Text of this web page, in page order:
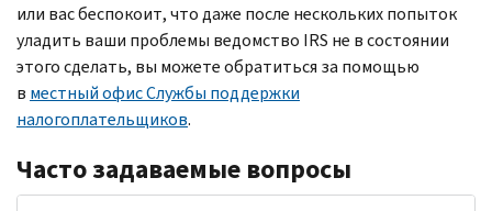
или вас беспокоит, что даже после нескольких попыток
уладить ваши проблемы ведомство IRS не в состоянии
этого сделать, вы можете обратиться за помощью
в местный офис Службы поддержки
налогоплательщиков.
Часто задаваемые вопросы